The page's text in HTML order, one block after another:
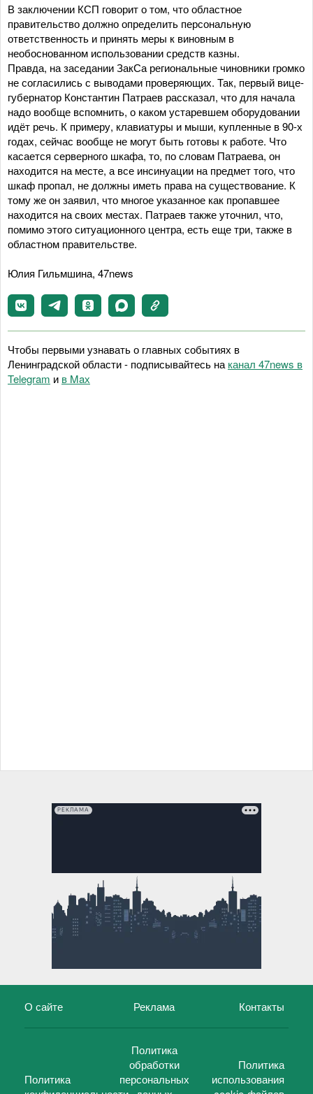
В заключении КСП говорит о том, что областное
правительство должно определить персональную
ответственность и принять меры к виновным в
необоснованном использовании средств казны.
Правда, на заседании ЗакСа региональные чиновники громко
не согласились с выводами проверяющих. Так, первый вице-
губернатор Константин Патраев рассказал, что для начала
надо вообще вспомнить, о каком устаревшем оборудовании
идёт речь. К примеру, клавиатуры и мыши, купленные в 90-х
годах, сейчас вообще не могут быть готовы к работе. Что
касается серверного шкафа, то, по словам Патраева, он
находится на месте, а все инсинуации на предмет того, что
шкаф пропал, не должны иметь права на существование. К
тому же он заявил, что многое указанное как пропавшее
находится на своих местах. Патраев также уточнил, что,
помимо этого ситуационного центра, есть еще три, также в
областном правительстве.
Юлия Гильмшина, 47news
Чтобы первыми узнавать о главных событиях в
Ленинградской области - подписывайтесь на канал 47news в
Telegram и в Maх
РЕКЛАМА
О сайте Реклама Контакты
Политика
Политика
обработки
персональных
Политика
использования